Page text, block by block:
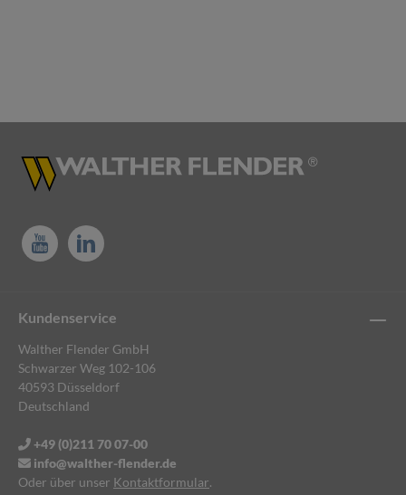
Kundenservice
Walther Flender GmbH
Schwarzer Weg 102-106
40593 Düsseldorf
Deutschland
+49 (0)211 70 07-00
info@walther-flender.de
Oder über unser Kontaktformular.